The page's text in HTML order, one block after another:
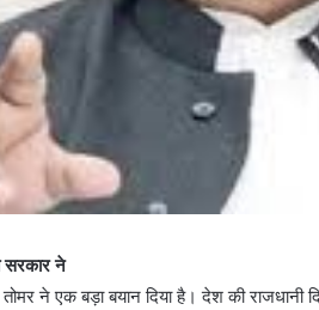
सरकार ने
ने एक बड़ा बयान दिया है। देश की